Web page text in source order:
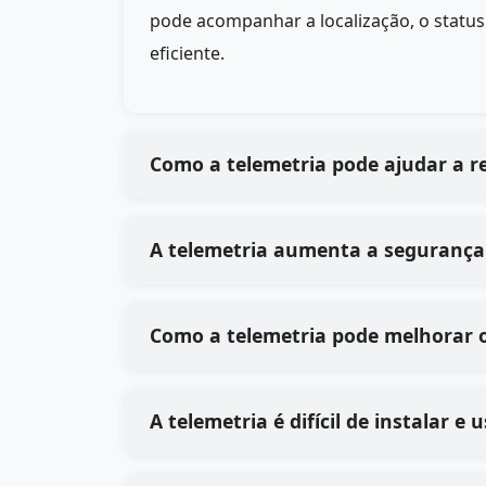
pode acompanhar a localização, o
eficiente.
Como a telemetria pode ajudar a
A telemetria aumenta a
Como a telemetria pode melhorar
A telemetria é difícil de instalar e